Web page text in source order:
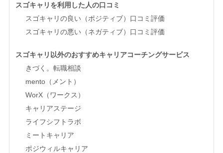
スゴキャリを利用した人の口コミ
スゴキャリの良い（ポジティブ）口コミ評価
スゴキャリの悪い（ネガティブ）口コミ評価
スゴキャリ以外のおすすめキャリアコーチングサービス
きづく。転職相談
mento（メント）
WorX（ワークス）
キャリアステージ
ライフシフトラボ
ミートキャリア
ポジウィルキャリア